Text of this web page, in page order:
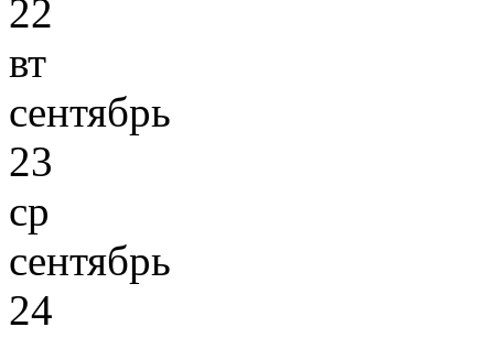
22
вт
сентябрь
23
ср
сентябрь
24